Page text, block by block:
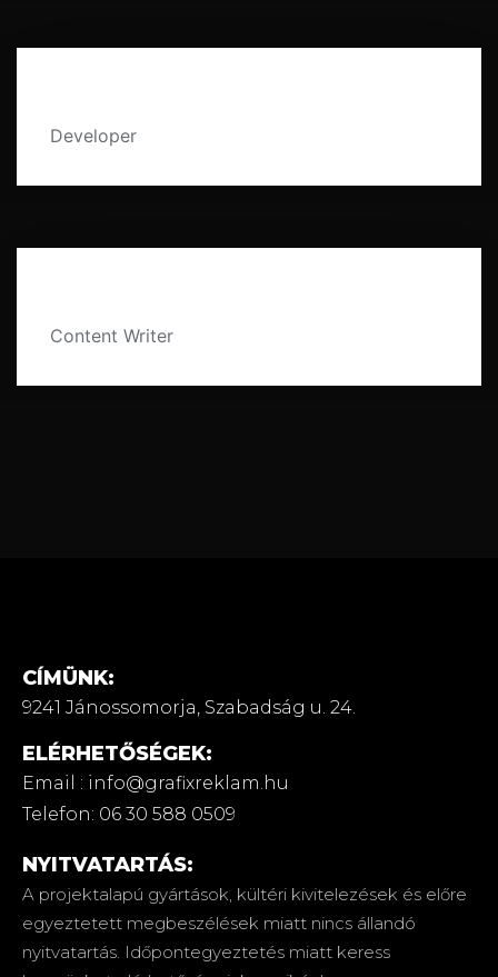
Developer
Content Writer
CÍMÜNK:
9241 Jánossomorja, Szabadság u. 24.
ELÉRHETŐSÉGEK:
Email : info@grafixreklam.hu
Telefon: 06 30 588 0509
NYITVATARTÁS:
A projektalapú gyártások, kültéri kivitelezések és előre
egyeztetett megbeszélések miatt nincs állandó
nyitvatartás. Időpontegyeztetés miatt keress